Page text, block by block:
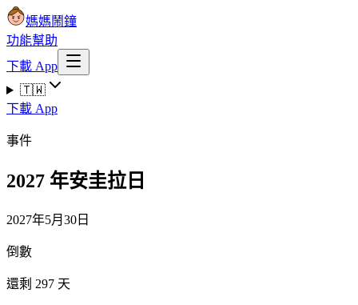
媽媽鬧鐘
功能幫助
下載 App
🇹🇼
下載 App
事件
2027 年安圭拉日
2027年5月30日
倒數
還剩 297 天